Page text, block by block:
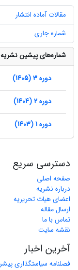
مقالات آماده انتشار
شماره جاری
شماره‌های پیشین نشریه
دوره 3 (1405)
دوره 2 (1404)
دوره 1 (1403)
دسترسی سریع
صفحه اصلی
درباره نشریه
اعضای هیات تحریریه
ارسال مقاله
تماس با ما
نقشه سایت
آخرین اخبار